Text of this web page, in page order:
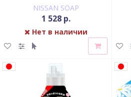
концентрированный
запасной блок 1,4 л
NISSAN SOAP
1 528 р.
Нет в наличии